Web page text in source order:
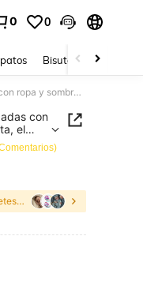
0 0
Bisutería Y
Muñeca bebé linda, muñeca de 20cm/7.87 pulgadas con ropa y sombrero, adecuada para juegos de fiesta, el mejor regalo festivo para niños, regalos de Navidad y Halloween
con
el
y
en Cloruro de polivinilo Juguetes de muñecas para